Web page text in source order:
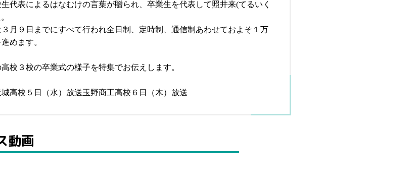
代表によるはなむけの言葉が贈られ、卒業生を代表して照井来(てるいく
月９日までにすべて行われ全日制、定時制、通信制あわせておよそ１万
めます。
校３校の卒業式の様子を特集でお伝えします。
高校５日（水）放送玉野商工高校６日（木）放送
動画